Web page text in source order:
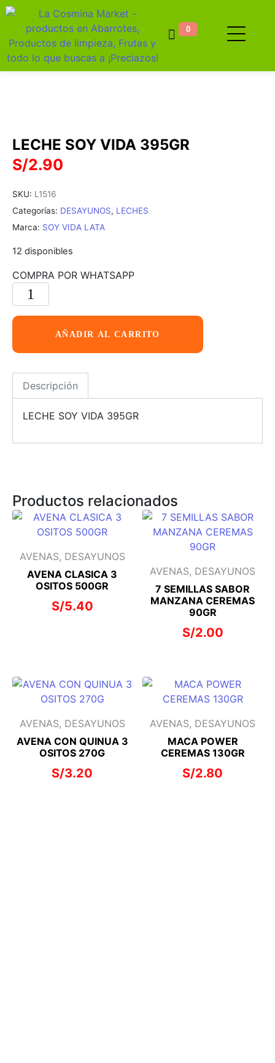
0
LECHE SOY VIDA 395GR
S/2.90
SKU: L1516
Categorías: DESAYUNOS, LECHES
Marca: SOY VIDA LATA
12 disponibles
COMPRA POR WHATSAPP
AÑADIR AL CARRITO
Descripción
LECHE SOY VIDA 395GR
Productos relacionados
AVENAS, DESAYUNOS
AVENA CLASICA 3
OSITOS 500GR
S/5.40
AVENAS, DESAYUNOS
7 SEMILLAS SABOR
MANZANA CEREMAS
90GR
S/2.00
AVENAS, DESAYUNOS
AVENA CON QUINUA 3
OSITOS 270G
S/3.20
AVENAS, DESAYUNOS
MACA POWER
CEREMAS 130GR
S/2.80